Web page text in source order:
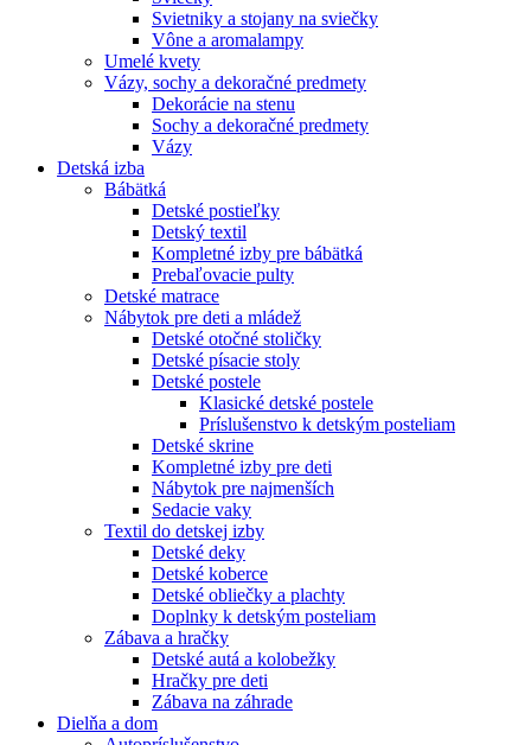
Svietniky a stojany na sviečky
Vône a aromalampy
Umelé kvety
Vázy, sochy a dekoračné predmety
Dekorácie na stenu
Sochy a dekoračné predmety
Vázy
Detská izba
Bábätká
Detské postieľky
Detský textil
Kompletné izby pre bábätká
Prebaľovacie pulty
Detské matrace
Nábytok pre deti a mládež
Detské otočné stoličky
Detské písacie stoly
Detské postele
Klasické detské postele
Príslušenstvo k detským posteliam
Detské skrine
Kompletné izby pre deti
Nábytok pre najmenších
Sedacie vaky
Textil do detskej izby
Detské deky
Detské koberce
Detské obliečky a plachty
Doplnky k detským posteliam
Zábava a hračky
Detské autá a kolobežky
Hračky pre deti
Zábava na záhrade
Dielňa a dom